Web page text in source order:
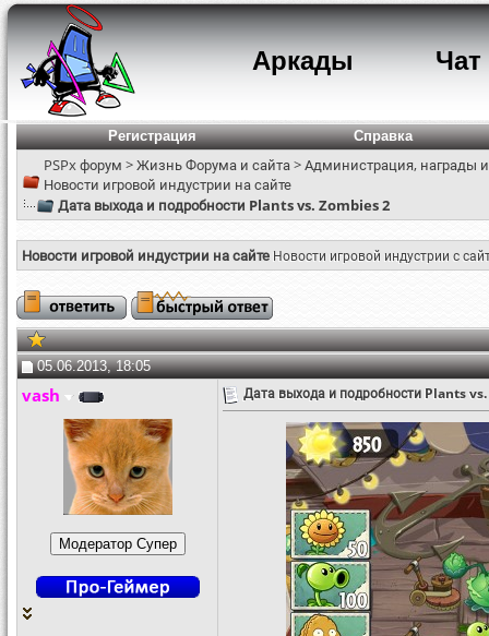
Аркады Чат
Регистрация Справка
PSPx форум >Жизнь Форума и сайта>Администрация, награды
Новости игровой индустрии на сайте
Дата выхода и подробности Plants vs. Zombies 2
Новости игровой индустрии на сайтеНовости игровой индустрии с
05.06.2013, 18:05
vash Дата выхода и подробности Plants